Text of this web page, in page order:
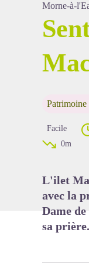
Morne-à-
Patrimoine
Facile
0m
L'ilet
avec la
Dame
sa prière.